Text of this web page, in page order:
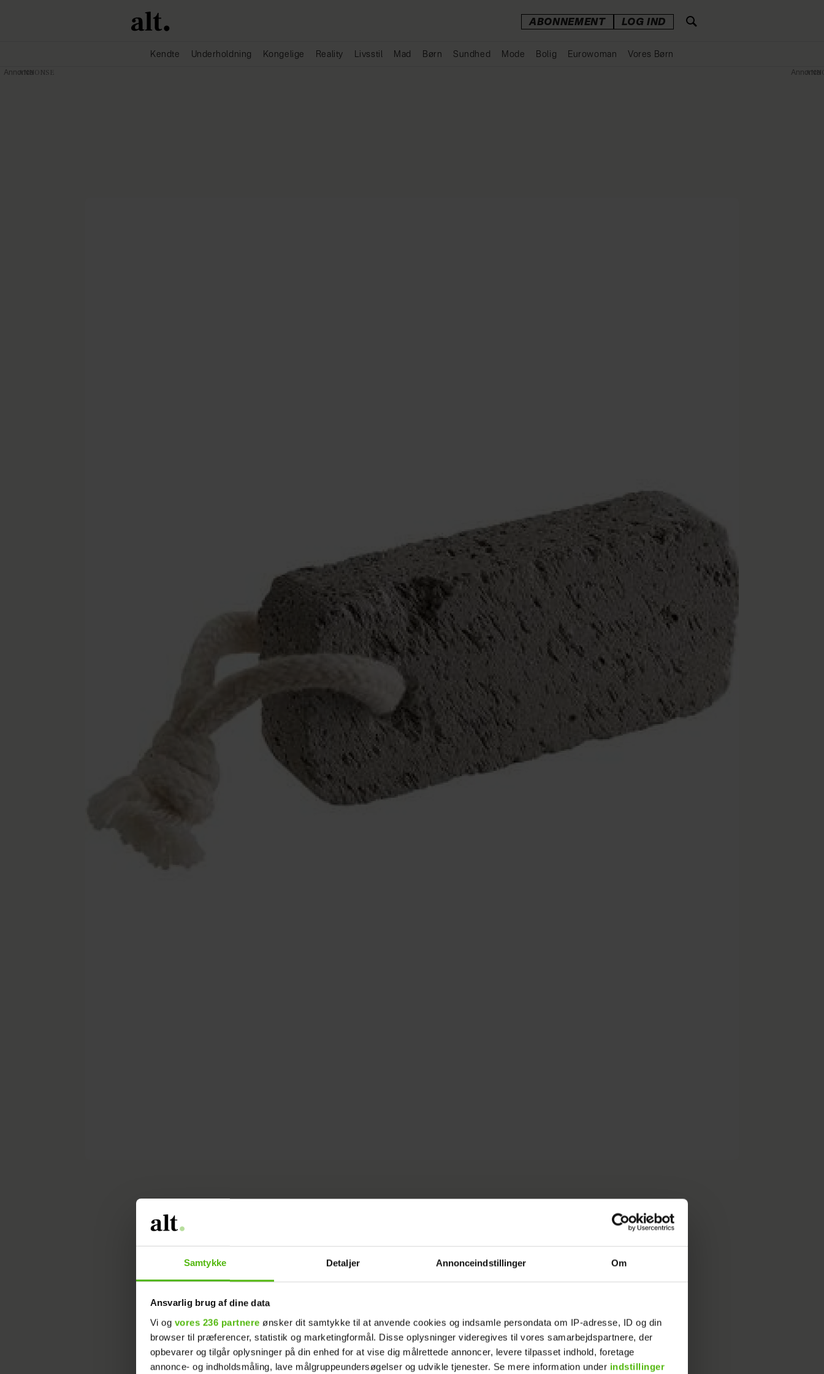
Samtykke Detaljer Annonceindstillinger Om
Ansvarlig brug af dine data
Vi og vores 236 partnere ønsker dit samtykke til at anvende cookies og indsamle persondata om IP-adresse, ID og din
browser til præferencer, statistik og marketingformål. Disse oplysninger videregives til vores samarbejdspartnere, der
opbevarer og tilgår oplysninger på din enhed for at vise dig målrettede annoncer, levere tilpasset indhold, foretage
annonce- og indholdsmåling, lave målgruppeundersøgelser og udvikle tjenester. Se mere information under indstillinger
ABONNEMENT LOG IND
Kendte Underholdning Kongelige Reality Livsstil Mad Børn Sundhed Mode Bolig Eurowoman Vores Børn
Forny dit badeværelse
Bolig
ALT for damerne
15. Mar 2010 - 09:00
Annonce Annonce